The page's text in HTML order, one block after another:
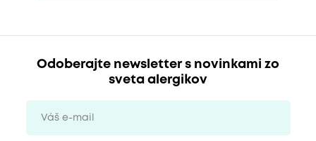
Odoberajte newsletter s novinkami zo
sveta alergikov